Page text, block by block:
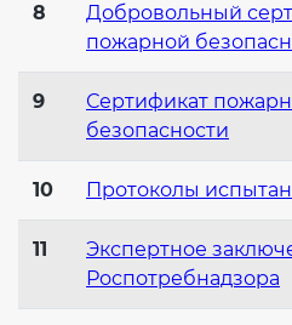
8
Добровольный
пожарной
9
Сертификат
безопасности
10 Протоколы
11
Экспертное
Роспотребнадзора